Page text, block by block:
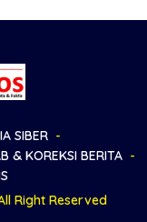
SIBER
& KOREKSI BERITA
Right Reserved